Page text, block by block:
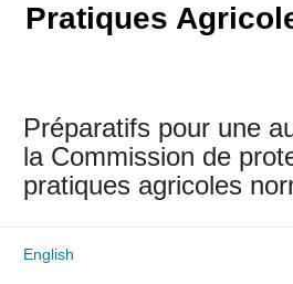
Pratiques
Préparatifs pour une
la Commission de
pratiques agricoles
English